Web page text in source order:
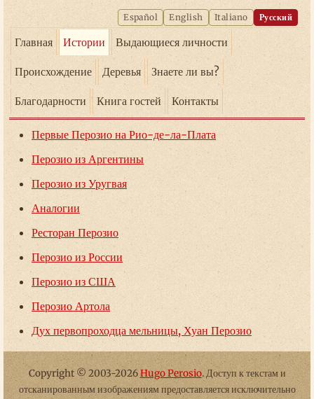
Español English Italiano Русский
Главная Истории Выдающиеся личности
Происхождение Деревья Знаете ли вы?
Благодарности Книга гостей Контакты
Первые Перозио на Рио-де-ла-Плата
Перозио из Аргентины
Перозио из Уругвая
Аналогии
Ресторан Перозио
Перозио из России
Перозио из США
Перозио Артола
Дух первопроходца мельницы, Хуан Перозио
Copyright © 2003-2026Hugo Perosio. Доступ к текстам и
отсканированным изображениям предоставляется исключительно